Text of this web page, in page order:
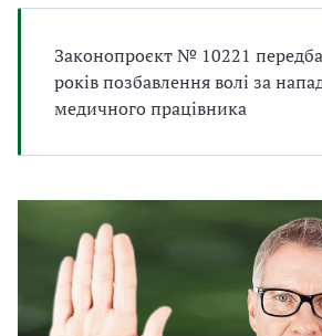
Законопроєкт № 10221
років позбавлення волі за
медичного працівника
П